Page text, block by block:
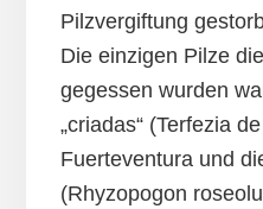
Pilzvergiftung
Die einzigen Pilze
gegessen wurden
„criadas“ (Terfezia
Fuerteventura und
(Rhyzopogon